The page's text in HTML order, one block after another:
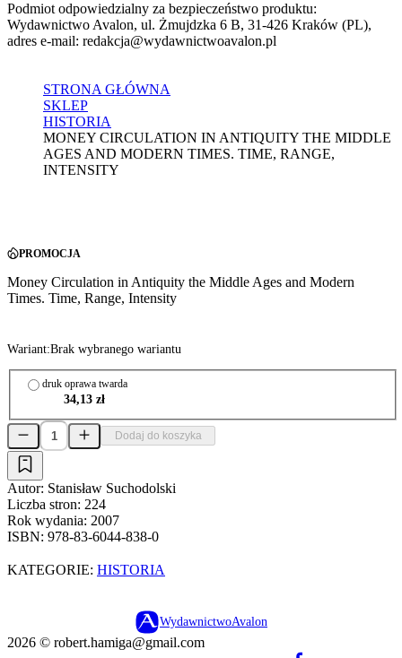
Podmiot odpowiedzialny za bezpieczeństwo produktu:
Wydawnictwo Avalon, ul. Żmujdzka 6 B, 31-426 Kraków (PL),
adres e-mail: redakcja@wydawnictwoavalon.pl
STRONA GŁÓWNA
SKLEP
HISTORIA
MONEY CIRCULATION IN ANTIQUITY THE MIDDLE
AGES AND MODERN TIMES. TIME, RANGE,
INTENSITY
PROMOCJA
Money Circulation in Antiquity the Middle Ages and Modern
Times. Time, Range, Intensity
Wariant:Brak wybranego wariantu
druk oprawa twarda
34,13 zł
Dodaj do koszyka
Autor: Stanisław Suchodolski
Liczba stron: 224
Rok wydania: 2007
ISBN: 978-83-6044-838-0
KATEGORIE: HISTORIA
WydawnictwoAvalon
2026 © robert.hamiga@gmail.com